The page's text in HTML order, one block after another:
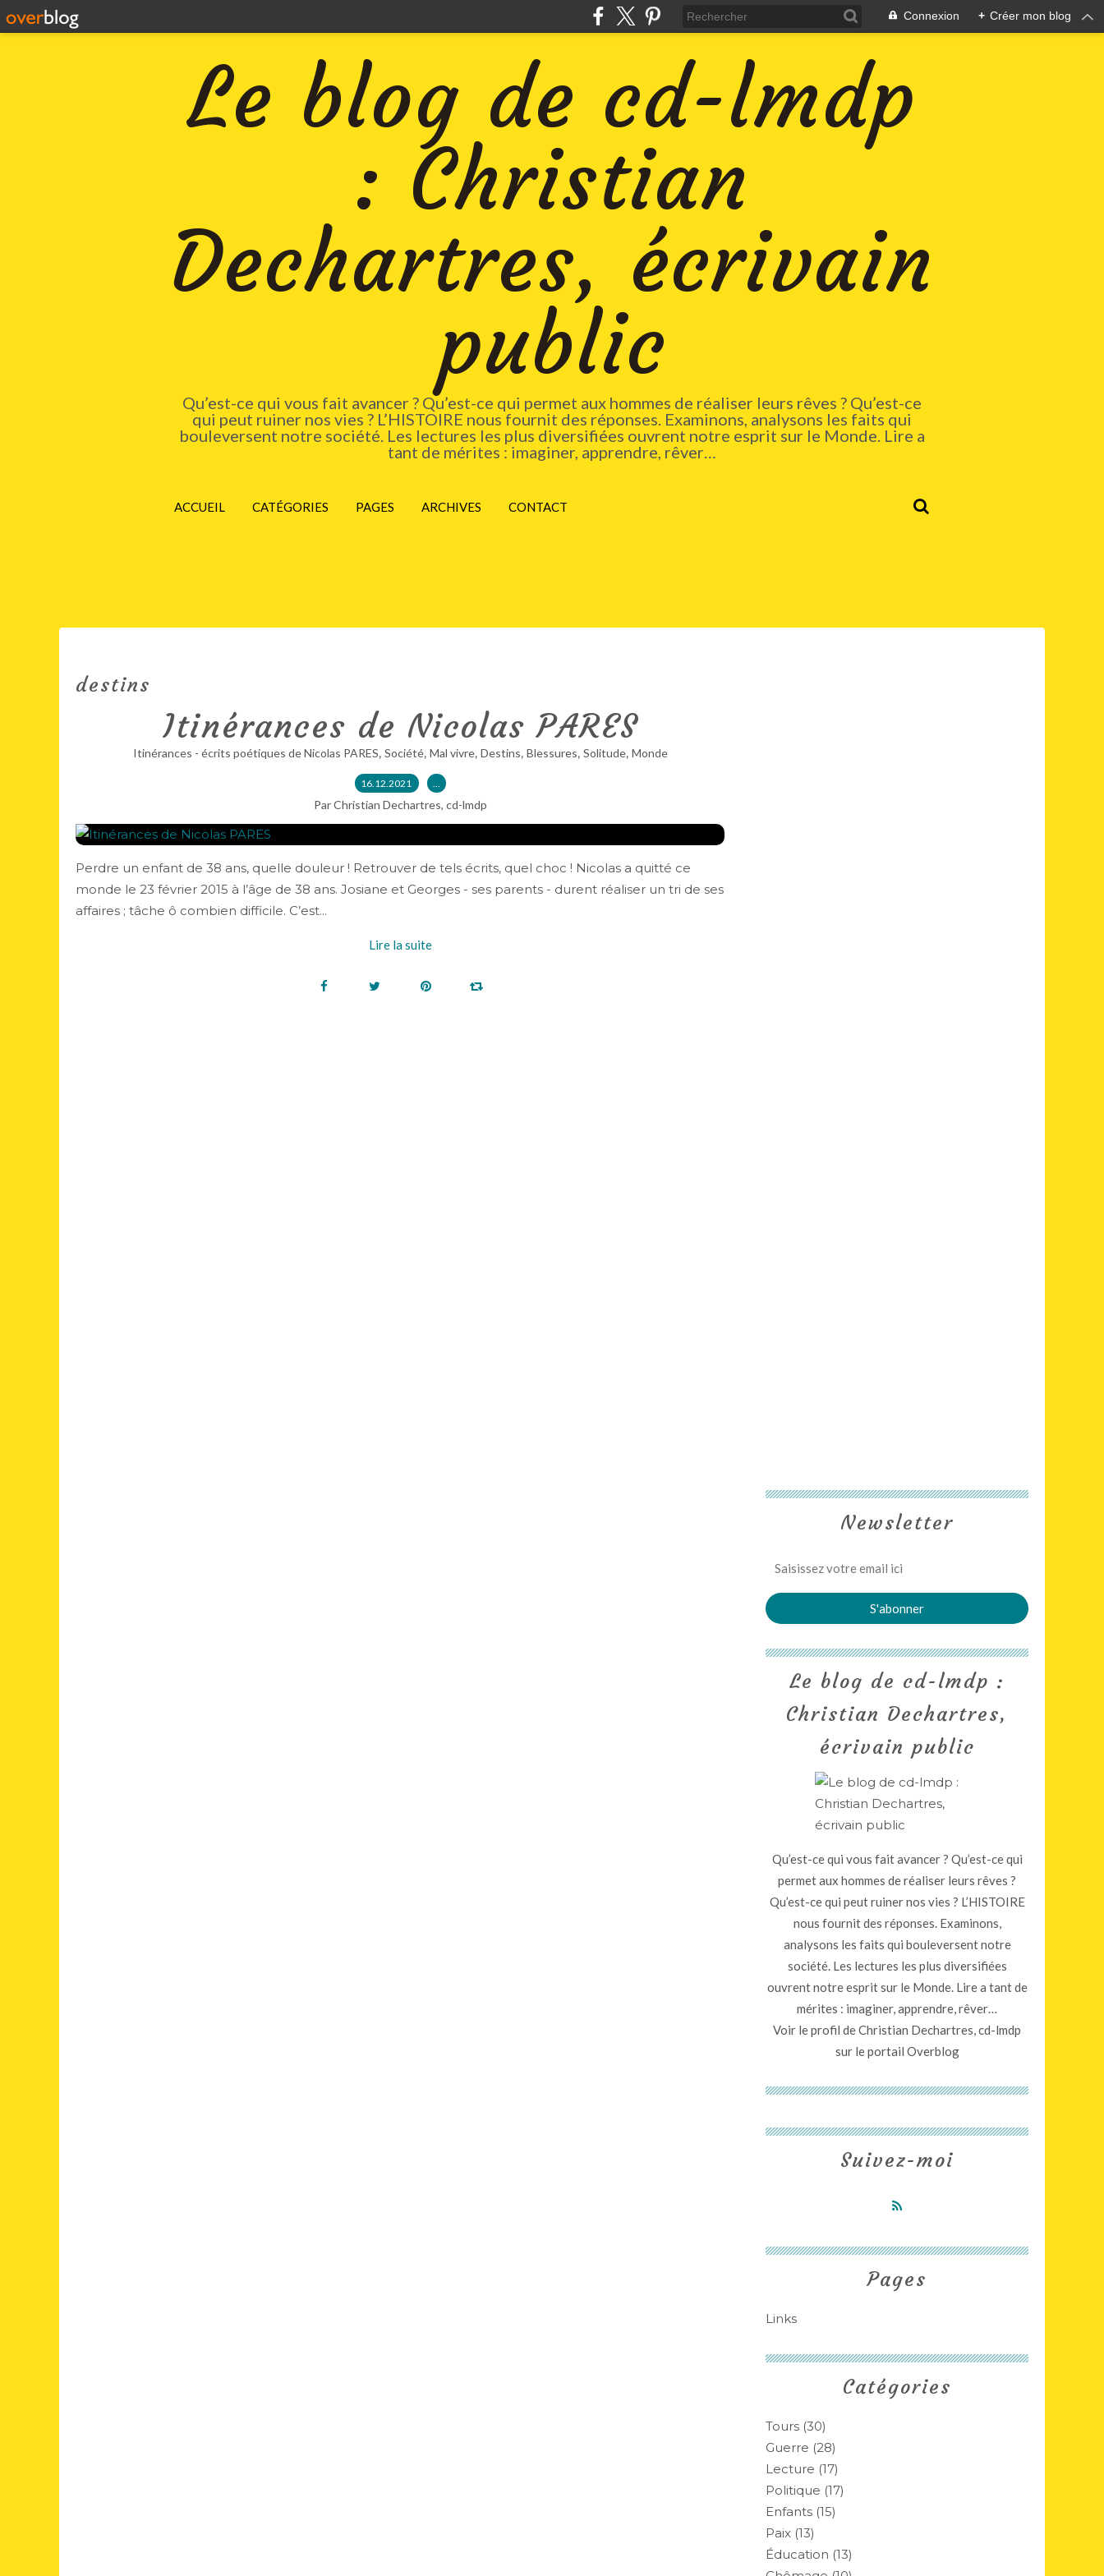
Connexion + Créer mon blog
Le blog de cd-lmdp
: Christian
Dechartres, écrivain
public
Qu’est-ce qui vous fait avancer ? Qu’est-ce qui permet aux hommes de réaliser leurs rêves ? Qu’est-ce
qui peut ruiner nos vies ? L’HISTOIRE nous fournit des réponses. Examinons, analysons les faits qui
bouleversent notre société. Les lectures les plus diversifiées ouvrent notre esprit sur le Monde. Lire a
tant de mérites : imaginer, apprendre, rêver…
ACCUEIL CATÉGORIES PAGES ARCHIVES CONTACT
destins
Itinérances de Nicolas PARES
Itinérances - écrits poétiques de Nicolas PARES, Société, Mal vivre, Destins, Blessures, Solitude, Monde
16.12.2021 …
Par Christian Dechartres, cd-lmdp
Perdre un enfant de 38 ans, quelle douleur ! Retrouver de tels écrits, quel choc ! Nicolas a quitté ce
monde le 23 février 2015 à l’âge de 38 ans. Josiane et Georges - ses parents - durent réaliser un tri de ses
affaires ; tâche ô combien difficile. C’est...
Lire la suite
Newsletter
Catégories
Tours (30)
Guerre (28)
Lecture (17)
Politique (17)
Enfants (15)
Paix (13)
Éducation (13)
Pages
Links
Le blog de cd-lmdp :
Christian Dechartres,
écrivain public
Qu’est-ce qui vous fait avancer ? Qu’est-ce qui
permet aux hommes de réaliser leurs rêves ?
Qu’est-ce qui peut ruiner nos vies ? L’HISTOIRE
nous fournit des réponses. Examinons,
analysons les faits qui bouleversent notre
société. Les lectures les plus diversifiées
ouvrent notre esprit sur le Monde. Lire a tant de
mérites : imaginer, apprendre, rêver…
Voir le profil deChristian Dechartres, cd-lmdp
sur le portail Overblog
Suivez-moi